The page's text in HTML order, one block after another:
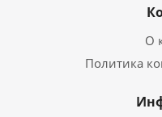
О
Политика